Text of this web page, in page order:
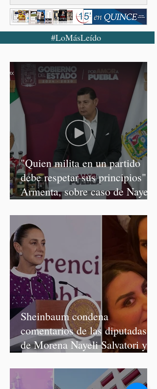
#LoMásLeído
"Quien milita en un partido
debe respetar sus principios":
Armenta, sobre caso de Nayeli
Sheinbaum condena
comentarios de las diputadas
de Morena Nayeli Salvatori y